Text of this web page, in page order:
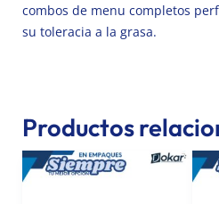
combos de menu completos
su toleracia a la grasa.
Productos